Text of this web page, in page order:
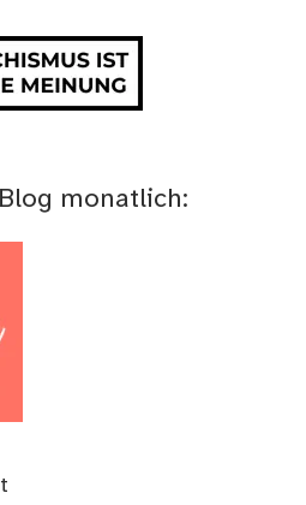
monatlich: